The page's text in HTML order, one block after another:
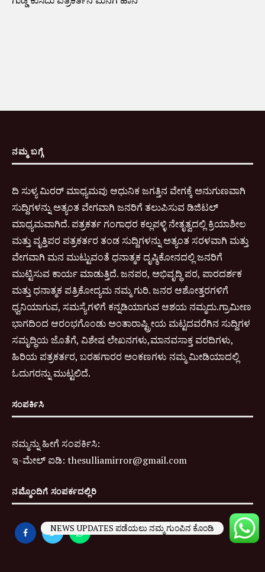
ನಮ್ಮ ಬಗ್ಗೆ
ದಿ ಸುಳ್ಯ ಮಿರರ್ ಮಾಧ್ಯಮವು ಆಧುನಿಕ ಜಗತ್ತಿನ ವೇಗಕ್ಕೆ ಅನುಗುಣವಾಗಿ
ಸುದ್ದಿಗಳನ್ನು ಅತ್ಯಂತ ವೇಗವಾಗಿ ಜನರಿಗೆ ತಲುಪಿಸುವ ಡಿಜಿಟಲ್
ಮಾಧ್ಯಮವಾಗಿದೆ. ಪತ್ರಕರ್ತ ಗಂಗಾಧರ ಕಲ್ಲಪಳ್ಳಿ ನೇತೃತ್ವದಲ್ಲಿ ಕ್ರಿಯಾಶೀಲ
ಮತ್ತು ವೃತ್ತಿಪರ ಪತ್ರಕರ್ತರ ತಂಡ ಸುದ್ದಿಗಳನ್ನು ಅತ್ಯಂತ ಸರಳವಾಗಿ ಮತ್ತು
ವೇಗವಾಗಿ ಮನ ಮುಟ್ಟುವಂತೆ ಧನಾತ್ಮಕ ದೃಷ್ಠಿಕೋನದಲ್ಲಿ ಜನರಿಗೆ
ಮುಟ್ಟಿಸುವ ಕಾರ್ಯ ಮಾಡುತ್ತಿದೆ. ಜನಪರ, ಅಭಿವೃದ್ಧಿ ಪರ, ಪಾರದರ್ಶಕ
ಮತ್ತು ಧನಾತ್ಮಕ ಪತ್ರಿಕೋದ್ಯಮ ನಮ್ಮ ಗುರಿ. ಜನರ ಆಶೋತ್ತರಗಳಿಗೆ
ಧ್ವನಿಯಾಗುವ, ಸಮಸ್ಯೆಗಳಿಗೆ ಕನ್ನಡಿಯಾಗುವ ಆಶಯ ನಮ್ಮದು.ಗ್ರಾಮೀಣ
ಭಾಗದಿಂದ ಆರಂಭಗೊಂಡು ಅಂತಾರಾಷ್ಟ್ರೀಯ ಮಟ್ಟದವರೆಗಿನ ಸುದ್ದಿಗಳ
ಸಮೃದ್ಧಿಯ ಜೊತೆಗೆ, ವಿಶೇಷ ಲೇಖನಗಳು,ಮಾನವಸಾಕ್ತ ವರದಿಗಳು,
ಹಿರಿಯ ಪತ್ರಕರ್ತರ, ಬರಹಗಾರರ ಅಂಕಣಗಳು ನಮ್ಮ ಮೀಡಿಯಾದಲ್ಲಿ
ಓದುಗರನ್ನು ಮುಟ್ಟಲಿದೆ.
ಸಂಪರ್ಕಿಸಿ
ನಮ್ಮನ್ನು ಹೀಗೆ ಸಂಪರ್ಕಿಸಿ:
ಇ-ಮೇಲ್ ಐಡಿ: thesulliamirror@gmail.com
ನಮ್ಮೊಂದಿಗೆ ಸಂಪರ್ಕದಲ್ಲಿರಿ
NEWS UPDATES ಪಡೆಯಲು ನಮ್ಮ ಗುಂಪಿನ ಕೊಂಡಿ